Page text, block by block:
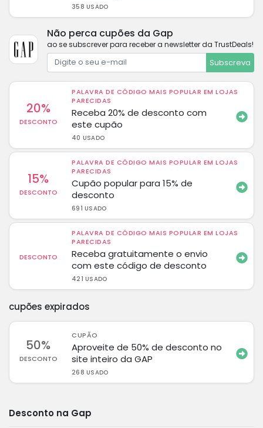
358 USADO
Não perca cupões da Gap
ao se subscrever para receber a newsletter da TrustDeals!
Subscreva
20%
DESCONTO
PALAVRA DE CÓDIGO MAIS POPULAR EM LOJAS
PARECIDAS
Receba 20% de desconto com
este cupão
40 USADO
15%
DESCONTO
PALAVRA DE CÓDIGO MAIS POPULAR EM LOJAS
PARECIDAS
Cupão popular para 15% de
desconto
691 USADO
DESCONTO
PALAVRA DE CÓDIGO MAIS POPULAR EM LOJAS
PARECIDAS
Receba gratuitamente o envio
com este código de desconto
421 USADO
cupões expirados
50%
DESCONTO
CUPÃO
Aproveite de 50% de desconto no
site inteiro da GAP
268 USADO
Desconto na Gap